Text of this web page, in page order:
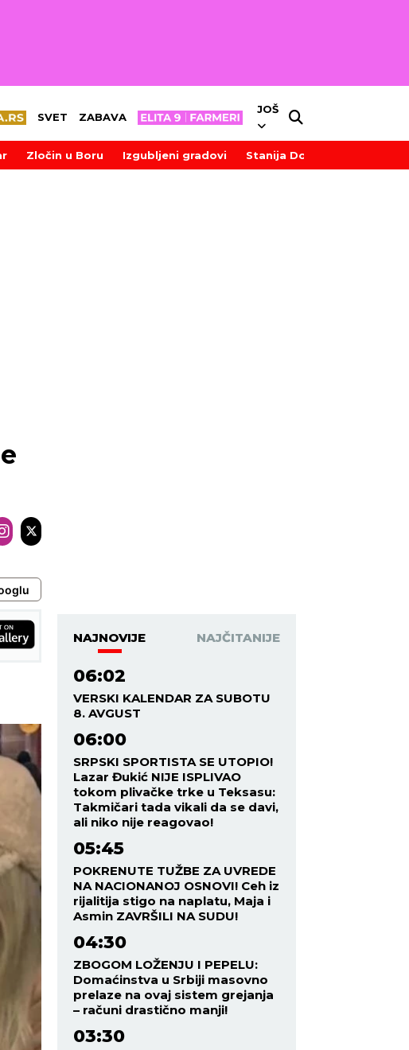
SVET ZABAVA
JOŠ
Zločin u Boru Izgubljeni gradovi Stanija Dobrojević
NAJNOVIJE NAJČITANIJE
06:02
VERSKI KALENDAR ZA SUBOTU
8. AVGUST
06:00
SRPSKI SPORTISTA SE UTOPIO!
Lazar Đukić NIJE ISPLIVAO
tokom plivačke trke u Teksasu:
Takmičari tada vikali da se davi,
ali niko nije reagovao!
05:45
POKRENUTE TUŽBE ZA UVREDE
NA NACIONANOJ OSNOVI! Ceh iz
rijalitija stigo na naplatu, Maja i
Asmin ZAVRŠILI NA SUDU!
04:30
ZBOGOM LOŽENJU I PEPELU:
Domaćinstva u Srbiji masovno
prelaze na ovaj sistem grejanja
– računi drastično manji!
03:30